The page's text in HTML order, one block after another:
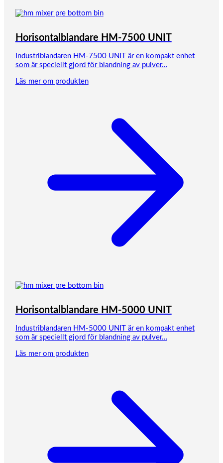
Horisontalblandare HM-7500 UNIT
Industriblandaren HM-7500 UNIT är en kompakt enhet
som är speciellt gjord för blandning av pulver…
Läs mer om produkten
Horisontalblandare HM-5000 UNIT
Industriblandaren HM-5000 UNIT är en kompakt enhet
som är speciellt gjord för blandning av pulver…
Läs mer om produkten